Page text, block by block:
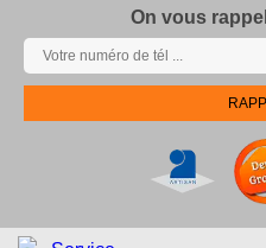
On vous